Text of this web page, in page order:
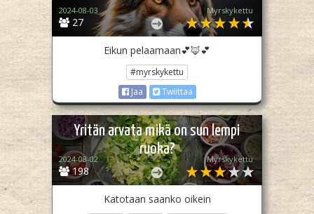
27
2024-08-03 Myrskykettu
Eikun pelaamaan💕🦊💕
#myrskykettu
Jaa
Twiittaa
Yritän arvata mikä on sun lempi
ruoka?
198
2024-08-02 Myrskykettu
Katotaan saanko oikein